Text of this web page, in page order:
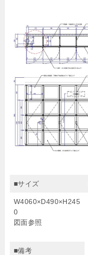
■サイズ
W4060×D490×H245
0
図面参照
■備考